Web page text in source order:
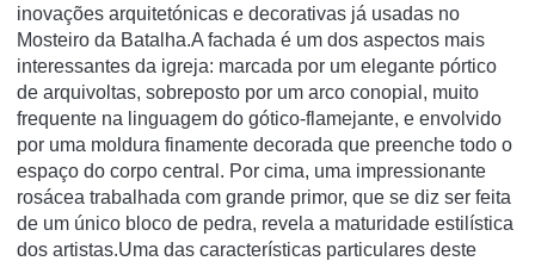
inovações arquitetónicas e decorativas já usadas no
Mosteiro da Batalha.A fachada é um dos aspectos mais
interessantes da igreja: marcada por um elegante pórtico
de arquivoltas, sobreposto por um arco conopial, muito
frequente na linguagem do gótico-flamejante, e envolvido
por uma moldura finamente decorada que preenche todo o
espaço do corpo central. Por cima, uma impressionante
rosácea trabalhada com grande primor, que se diz ser feita
de um único bloco de pedra, revela a maturidade estilística
dos artistas.Uma das características particulares deste